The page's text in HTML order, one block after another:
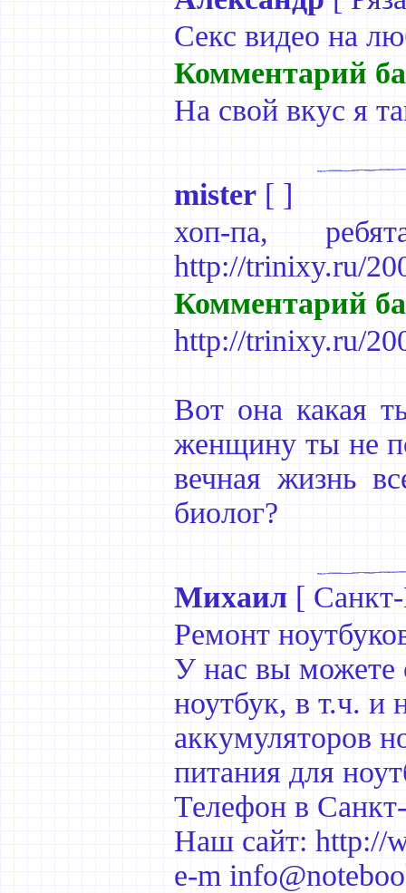
Секс видео на
Комментарий
На свой вкус я
mister [ ]
хоп-па,
http://trinixy.ru/
Комментарий
http://trinixy.ru/
Вот она какая
женщину ты не
вечная жизнь
биолог?
Михаил [
Ремонт
У нас вы можете
ноутбук, в т.ч. и
аккумуляторов
питания для
Телефон в
Наш сайт: http://
e-m